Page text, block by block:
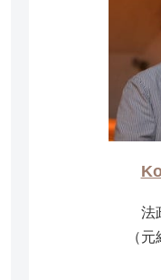
法
（